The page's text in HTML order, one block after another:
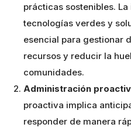
prácticas sostenibles.
tecnologías verdes y
esencial para gestionar
recursos y reducir la
comunidades.
Administración
proactiva implica
responder de manera